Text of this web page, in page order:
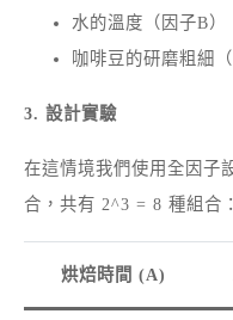
水的溫度（因子B）
咖啡豆的研磨粗細
3. 設計實驗
在這情境我們使用全因子
合，共有 2^3 = 8 種組合：
烘焙時間 (A)